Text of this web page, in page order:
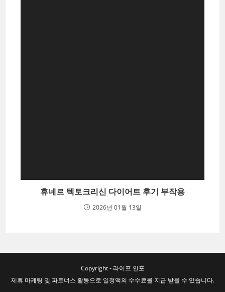
휴네르 텍토크리신 다이어트 후기 부작용
2026년 01월 13일
Copyright - 라이프 인포
제휴 마케팅 및 파트너스 활동으로 일정액의 수수료를 지급 받을 수 있습니다.